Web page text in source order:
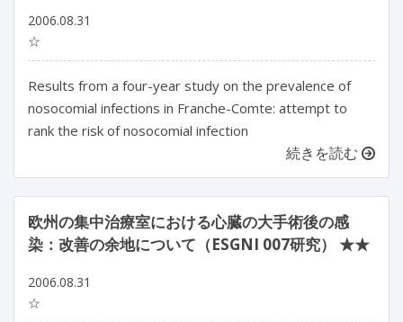
2006.08.31
☆
Results from a four-year study on the prevalence of
nosocomial infections in Franche-Comte: attempt to
rank the risk of nosocomial infection
続きを読む
欧州の集中治療室における心臓の大手術後の感
染：改善の余地について（ESGNI 007研究） ★★
2006.08.31
☆